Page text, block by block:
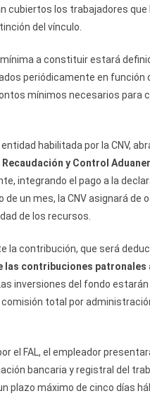
cubiertos los trabajadores
del vínculo.
a constituir estará
periódicamente en
mínimos necesarios para
habilitada por la CNV,
y Control
integrando el pago a la
un mes, la CNV asignará de
de los recursos.
la contribución, que será
contribuciones patronales
inversiones del fondo
total por
el FAL, el empleador
bancaria y registral del
máximo de cinco días